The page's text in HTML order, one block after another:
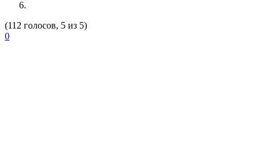
(112 голосов, 5 из 5)
0